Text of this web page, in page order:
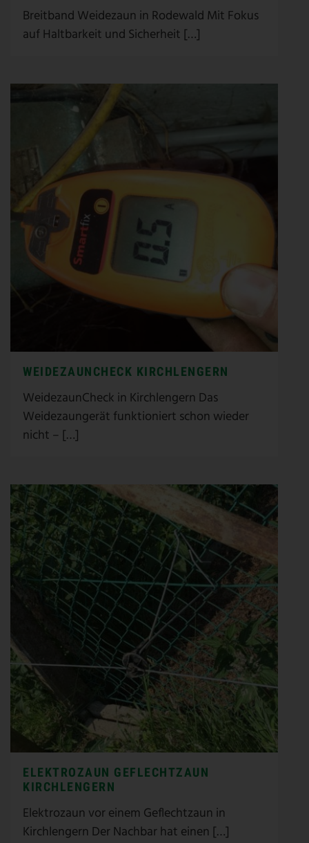
Breitband Weidezaun in Rodewald Mit Fokus
auf Haltbarkeit und Sicherheit […]
WEIDEZAUNCHECK KIRCHLENGERN
WeidezaunCheck in Kirchlengern Das
Weidezaungerät funktioniert schon wieder
nicht – […]
ELEKTROZAUN GEFLECHTZAUN
KIRCHLENGERN
Elektrozaun vor einem Geflechtzaun in
Kirchlengern Der Nachbar hat einen […]